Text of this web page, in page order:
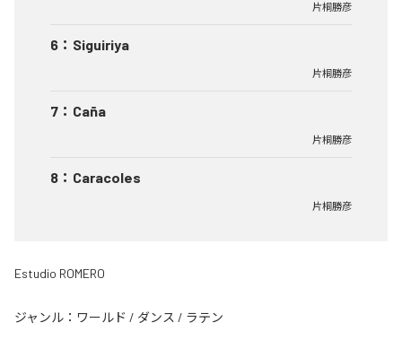
片桐勝彦
6 ： Siguiriya
片桐勝彦
7 ： Caña
片桐勝彦
8 ： Caracoles
片桐勝彦
Estudio ROMERO
ジャンル： ワールド / ダンス / ラテン